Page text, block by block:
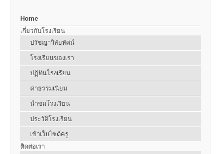
Home
เกี่ยวกับโรงเรียน
ปรัชญาวิสัยทัศน์
โรงเรียนของเรา
ปฏิทินโรงเรียน
ค่าธรรมเนียม
นำชมโรงเรียน
ประวัติโรงเรียน
เข้าเว็บไซต์ครู
ติดต่อเรา